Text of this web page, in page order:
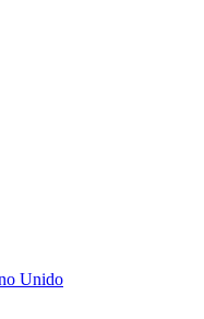
Unido